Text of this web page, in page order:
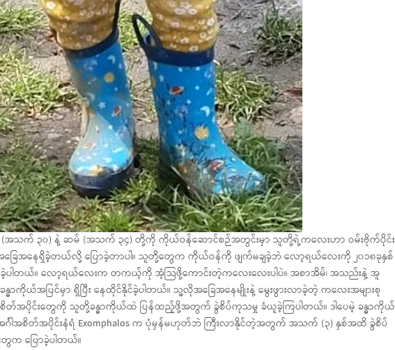
သက် ၃၀) နဲ့ ဆမ် (အသက် ၃၄) တို့ကို ကိုယ်ဝန်ဆောင်စဉ်အတွင်းမှာ သူတို့ရဲ့ကလေးဟာ ဝမ်းဗိုက်ပိုင်း
အခြေအနေရှိခဲ့တယ်လို့ ပြောခဲ့တာပါ။ သူတို့တွေက ကိုယ်ဝန်ကို ဖျက်မချခဲ့ဘဲ လော့ရယ်လေးကို ၂၀၁၈ခုနှစ်
ခဲ့ပါတယ်။ လော့ရယ်လေးက တကယ့်ကို အံ့သြဖို့ကောင်းတဲ့ကလေးလေးပါပဲ။ အစာအိမ်၊ အသည်းနဲ့ အူ
ာကိုယ်အပြင်မှာ ရှိပြီး နေထိုင်နိုင်ခဲ့ပါတယ်။ သူ့လိုအခြေအနေမျိုးနဲ့ မွေးဖွားလာခဲ့တဲ့ ကလေးအများစု
တ်အပိုင်းတွေကို သူတို့ခန္ဓာကိုယ်ထဲ ပြန်ထည့်ဖို့အတွက် ခွဲစိပ်ကုသမှု ခံယူခဲ့ကြပါတယ်။ ဒါပေမဲ့ ခန္ဓာကိုယ်
ါအစိတ်အပိုင်းနံရံ Exomphalos က ပုံမှန်မဟုတ်ဘဲ ကြီးလာနိုင်တဲ့အတွက် အသက် (၃) နှစ်အထိ ခွဲစိပ်
ပြောခဲ့ပါတယ်။